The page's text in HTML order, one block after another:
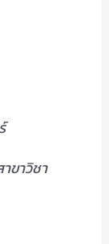
ขาวิชา